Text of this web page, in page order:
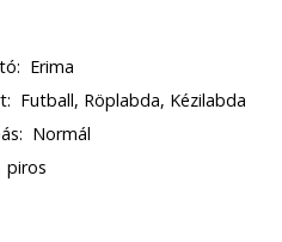
Erima
Futball, Röplabda, Kézilabda
Normál
piros